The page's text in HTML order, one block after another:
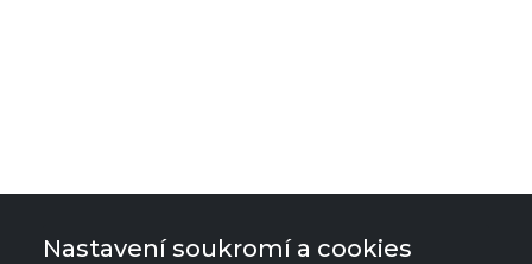
Nastavení soukromí a cookies